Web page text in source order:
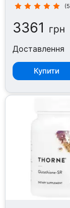
3361 грн
Доставлення
Купити